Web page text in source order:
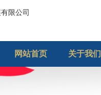
网站首页 关于我们